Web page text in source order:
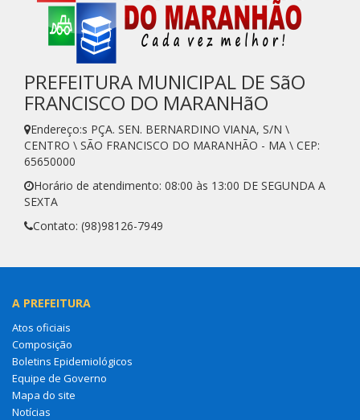
PREFEITURA MUNICIPAL DE SãO
FRANCISCO DO MARANHãO
Endereço:s PÇA. SEN. BERNARDINO VIANA, S/N \
CENTRO \ SÃO FRANCISCO DO MARANHÃO - MA \ CEP:
65650000
Horário de atendimento: 08:00 às 13:00 DE SEGUNDA A
SEXTA
Contato: (98)98126-7949
A PREFEITURA
Atos oficiais
Composição
Boletins Epidemiológicos
Equipe de Governo
Mapa do site
Notícias